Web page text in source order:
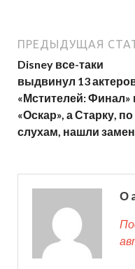
ПРЕДЫДУЩАЯ
Disney все-таки
выдвинул 13
«Мстителей: Финал»
«Оскар», а Старку, по
слухам, нашли
О